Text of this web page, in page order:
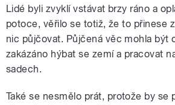
Lidé byli zvyklí vstávat brzy ráno a
potoce, věřilo se totiž, že to přinese
nic půjčovat. Půjčená věc mohla být
zakázáno hýbat se zemí a pracovat
sadech.
Také se nesmělo prát, protože by se